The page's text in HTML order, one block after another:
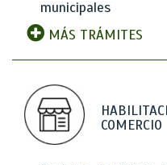
municipales
MÁS TRÁMITES
COMERCIO